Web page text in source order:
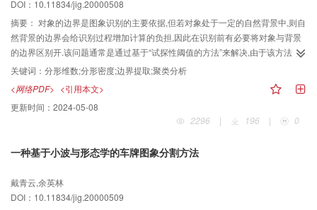
DOI：10.11834/jig.20000508
摘要： 对象的边界是图象识别的主要依据,但若对象处于一定的自然背景中,则自
然背景的边界会给识别过程增加计算的负担,因此在识别前有必要将对象与背景
的边界区别开.该问题通常是通过基于“试探性阈值的方法”来解决,由于该方法未
考虑边界点的局部特性,故该方法不能保留对象的细节.为了解决这一问题,提出了
一种将人造物边界从自然背景中分离出来的基于分形几何的新算法.该算法基于
对边界点的梯度强度阈值与曲线分形维数的考虑,用聚类分析的方法对边界点进
行筛选,并利用以云,树丛为背景的飞机图象为实验对象,来验证该算法的有效性与
优越性.在这些例子中,可以看到大量自然背景的边界被滤掉了,而飞机的局部细节
关键词： 分形维数;分形密度;边界提取;聚类分析
<网络PDF> <引用本文>
更新时间： 2024-05-08
2296
| 196 | 0
一种基于小波与形态学的车牌图象分割方法
戴青云,余英林
DOI：10.11834/jig.20000509